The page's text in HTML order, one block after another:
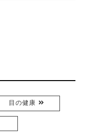
目の健康